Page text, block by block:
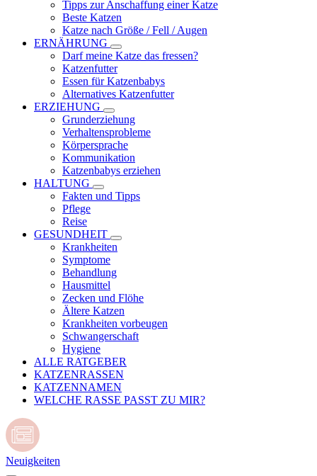
Tipps zur Anschaffung einer Katze
Beste Katzen
Katze nach Größe / Fell / Augen
ERNÄHRUNG
Darf meine Katze das fressen?
Katzenfutter
Essen für Katzenbabys
Alternatives Katzenfutter
ERZIEHUNG
Grunderziehung
Verhaltensprobleme
Körpersprache
Kommunikation
Katzenbabys erziehen
HALTUNG
Fakten und Tipps
Pflege
Reise
GESUNDHEIT
Krankheiten
Symptome
Behandlung
Hausmittel
Zecken und Flöhe
Ältere Katzen
Krankheiten vorbeugen
Schwangerschaft
Hygiene
ALLE RATGEBER
KATZENRASSEN
KATZENNAMEN
WELCHE RASSE PASST ZU MIR?
Neuigkeiten